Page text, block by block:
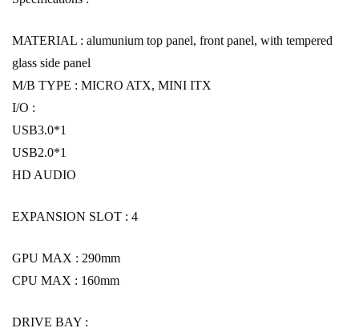
MATERIAL : alumunium top panel, front panel, with tempered
glass side panel
M/B TYPE : MICRO ATX, MINI ITX
I/O :
USB3.0*1
USB2.0*1
HD AUDIO
EXPANSION SLOT : 4
GPU MAX : 290mm
CPU MAX : 160mm
DRIVE BAY :